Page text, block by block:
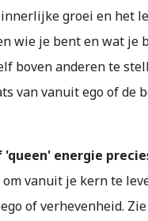
groei en het
wie je bent en wat je
boven anderen te
van vanuit ego of de
energie
vanuit je kern te
of verhevenheid.